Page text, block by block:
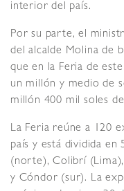
interior del país.
Por su parte, el
del alcalde Molina de
que en la Feria de
un millón y medio de
millón 400 mil soles
La Feria reúne a 120
país y está dividida en
(norte), Colibrí
y Cóndor (sur). La